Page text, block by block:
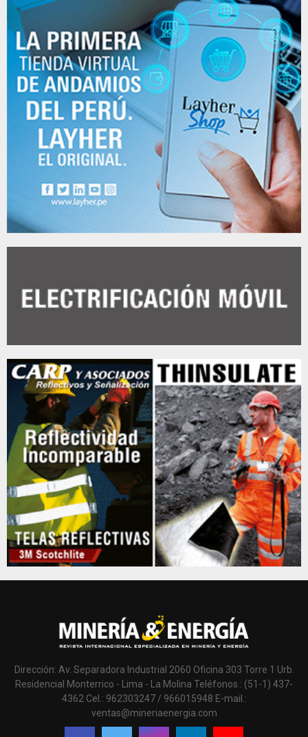
Dirección: Av. Separadora Industrial 2060 Oficina 303 Torre 1 Urb.
Residencial Monterrico - Lima - La Molina Teléfonos.: (51-1) 437-
4362 Cel.: 962303247 / 966015948 E-mail.:
ventas@mineriaenergia.com